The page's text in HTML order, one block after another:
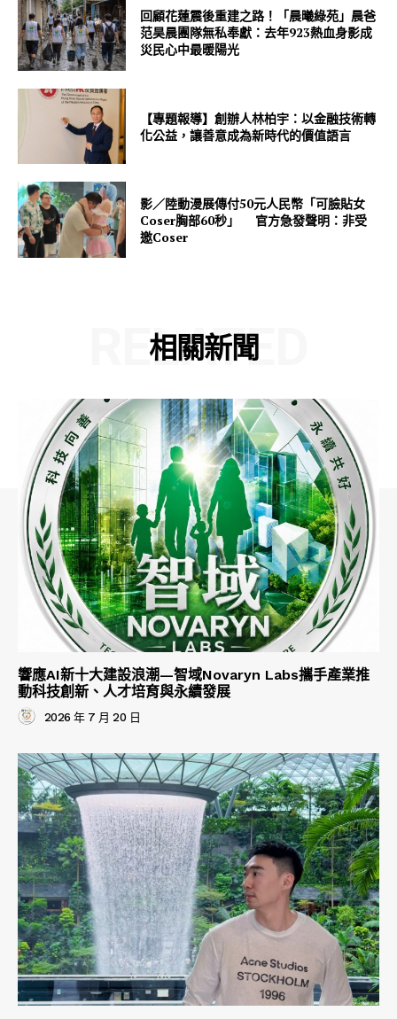
回顧花蓮震後重建之路！「晨曦綠苑」晨爸
范昊晨團隊無私奉獻：去年923熱血身影成
災民心中最暖陽光
【專題報導】創辦人林柏宇：以金融技術轉
化公益，讓善意成為新時代的價值語言
影／陸動漫展傳付50元人民幣「可臉貼女
Coser胸部60秒」 官方急發聲明：非受
邀Coser
相關新聞
RELATED
響應AI新十大建設浪潮—智域Novaryn Labs攜手產業推
動科技創新、人才培育與永續發展
2026 年 7 月 20 日